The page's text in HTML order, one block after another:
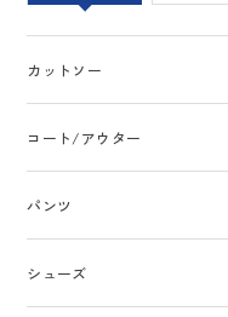
カットソー
コート/アウター
パンツ
シューズ